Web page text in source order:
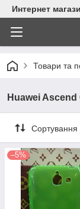
Интернет
Товари та
Huawei Ascend
Сортування
–5%